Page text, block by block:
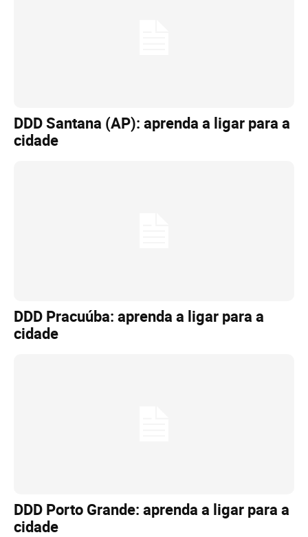
DDD Santana (AP): aprenda a ligar para a
cidade
DDD Pracuúba: aprenda a ligar para a
cidade
DDD Porto Grande: aprenda a ligar para a
cidade